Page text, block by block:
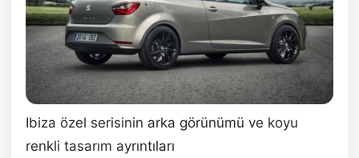
Ibiza özel serisinin arka görünümü ve koyu
renkli tasarım ayrıntıları